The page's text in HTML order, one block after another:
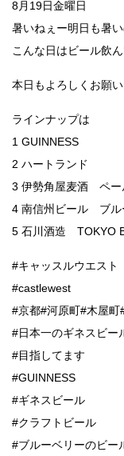
8月19日金曜日
暑いねぇー明日も暑
こんな日はビール飲
本日もよろしくお願
ラインナップは
1 GUINNESS
2 ハートランド
3 伊勢角屋麦酒 ペー
4 南信州ビール ブル
5 石川酒造 TOKYO
#キャッスルウエスト
#castlewest
#京都#河原町#木屋町
#日本一のギネスビー
#目指してます
#GUINNESS
#ギネスビール
#クラフトビール
#ブルーベリーのビー